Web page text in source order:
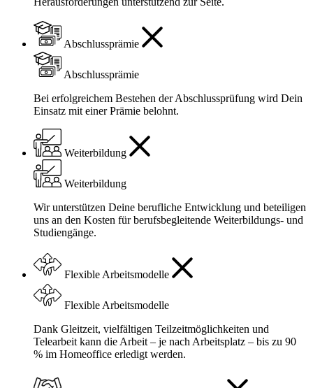
Abschlussprämie
Abschlussprämie
Bei erfolgreichem Bestehen der Abschlussprüfung wird Dein
Einsatz mit einer Prämie belohnt.
Weiterbildung
Weiterbildung
Wir unterstützen Deine berufliche Entwicklung und beteiligen
uns an den Kosten für berufsbegleitende Weiterbildungs- und
Studiengänge.
Flexible Arbeitsmodelle
Flexible Arbeitsmodelle
Dank Gleitzeit, vielfältigen Teilzeitmöglichkeiten und
Telearbeit kann die Arbeit – je nach Arbeitsplatz – bis zu 90
% im Homeoffice erledigt werden.